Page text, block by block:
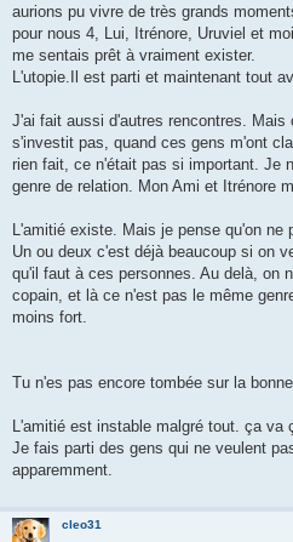
aurions pu vivre de très grands
pour nous 4, Lui, Itrénore, Uruviel et
me sentais prêt à vraiment exister.
L'utopie.Il est parti et maintenant tout
J'ai fait aussi d'autres rencontres. Mais
s'investit pas, quand ces gens m'ont
rien fait, ce n'était pas si important. Je
genre de relation. Mon Ami et Itrénore
L'amitié existe. Mais je pense qu'on ne
Un ou deux c'est déjà beaucoup si on
qu'il faut à ces personnes. Au delà, on
copain, et là ce n'est pas le même
moins fort.
Tu n'es pas encore tombée sur la
L'amitié est instable malgré tout. ça va
Je fais parti des gens qui ne veulent
apparemment.
cleo31